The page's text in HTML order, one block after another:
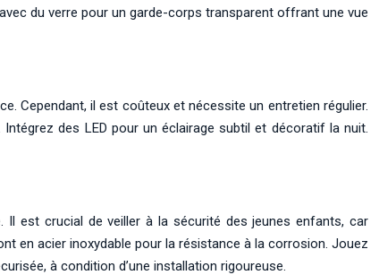
du verre pour un garde-corps transparent offrant une vue
Cependant, il est coûteux et nécessite un entretien régulier.
des LED pour un éclairage subtil et décoratif la nuit.
est crucial de veiller à la sécurité des jeunes enfants, car
en acier inoxydable pour la résistance à la corrosion. Jouez
à condition d’une installation rigoureuse.